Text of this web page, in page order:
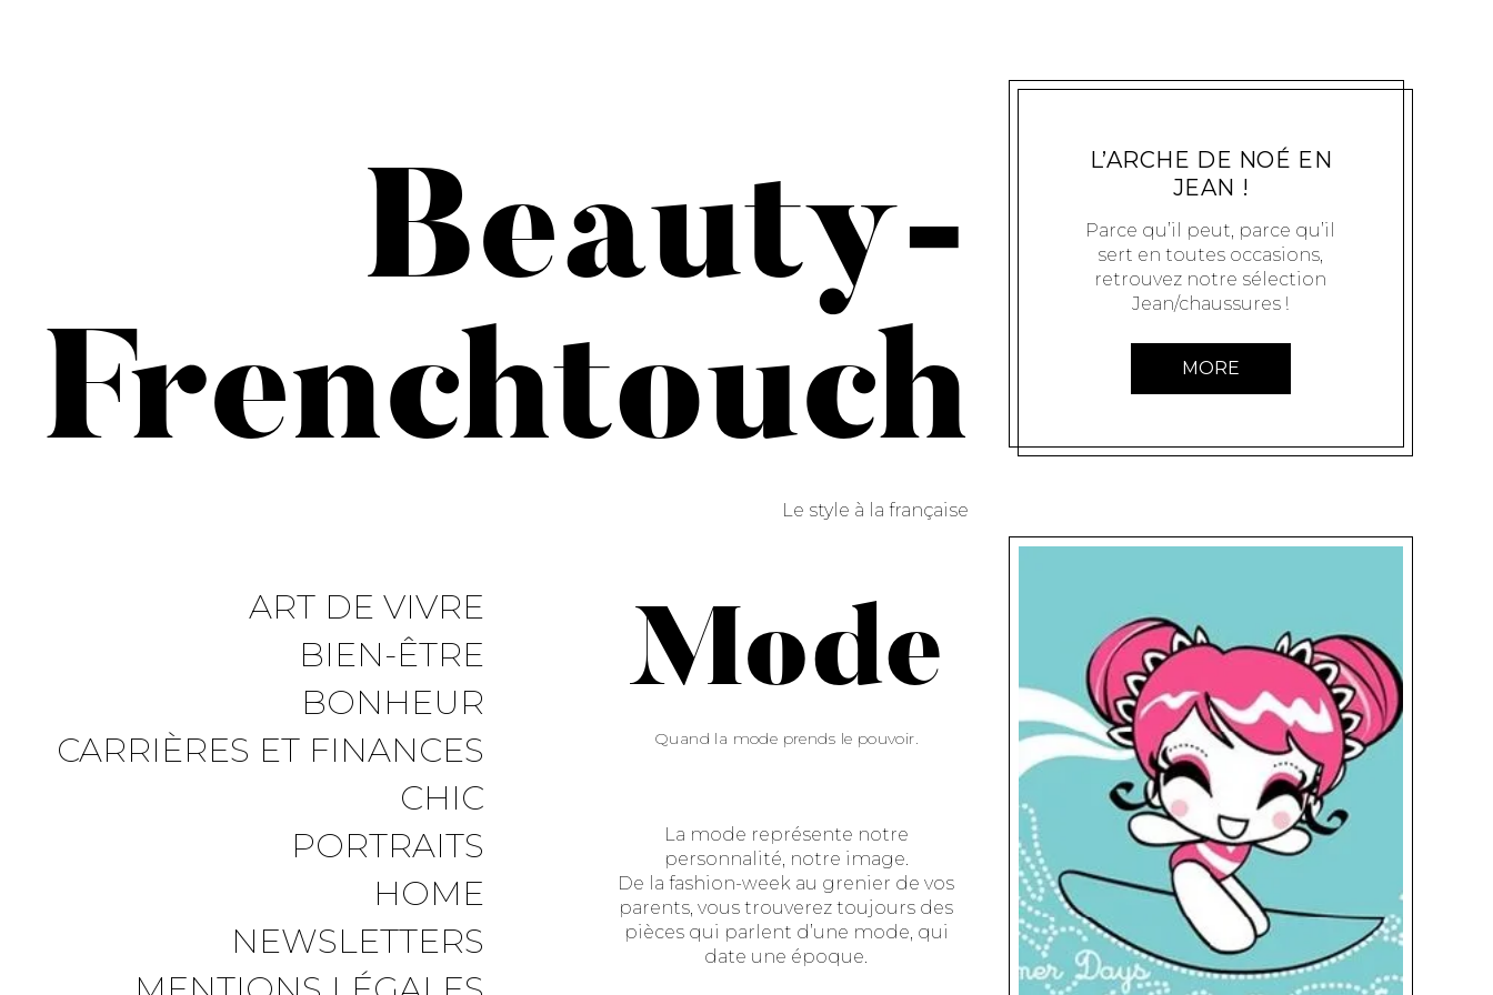
Beauty-
Frenchtouch
Le style à la française
ART DE VIVRE
BIEN-ÊTRE
BONHEUR
CARRIÈRES ET FINANCES
CHIC
PORTRAITS
HOME
NEWSLETTERS
Mode
Quand la mode prends le pouvoir.
La mode représente notre
personnalité, notre image.
De la fashion-week au grenier de vos
parents, vous trouverez toujours des
pièces qui parlent d’une mode, qui
date une époque.
L’ARCHE DE NOÉ EN
JEAN !
Parce qu’il peut, parce qu’il
sert en toutes occasions,
retrouvez notre sélection
Jean/chaussures !
MORE